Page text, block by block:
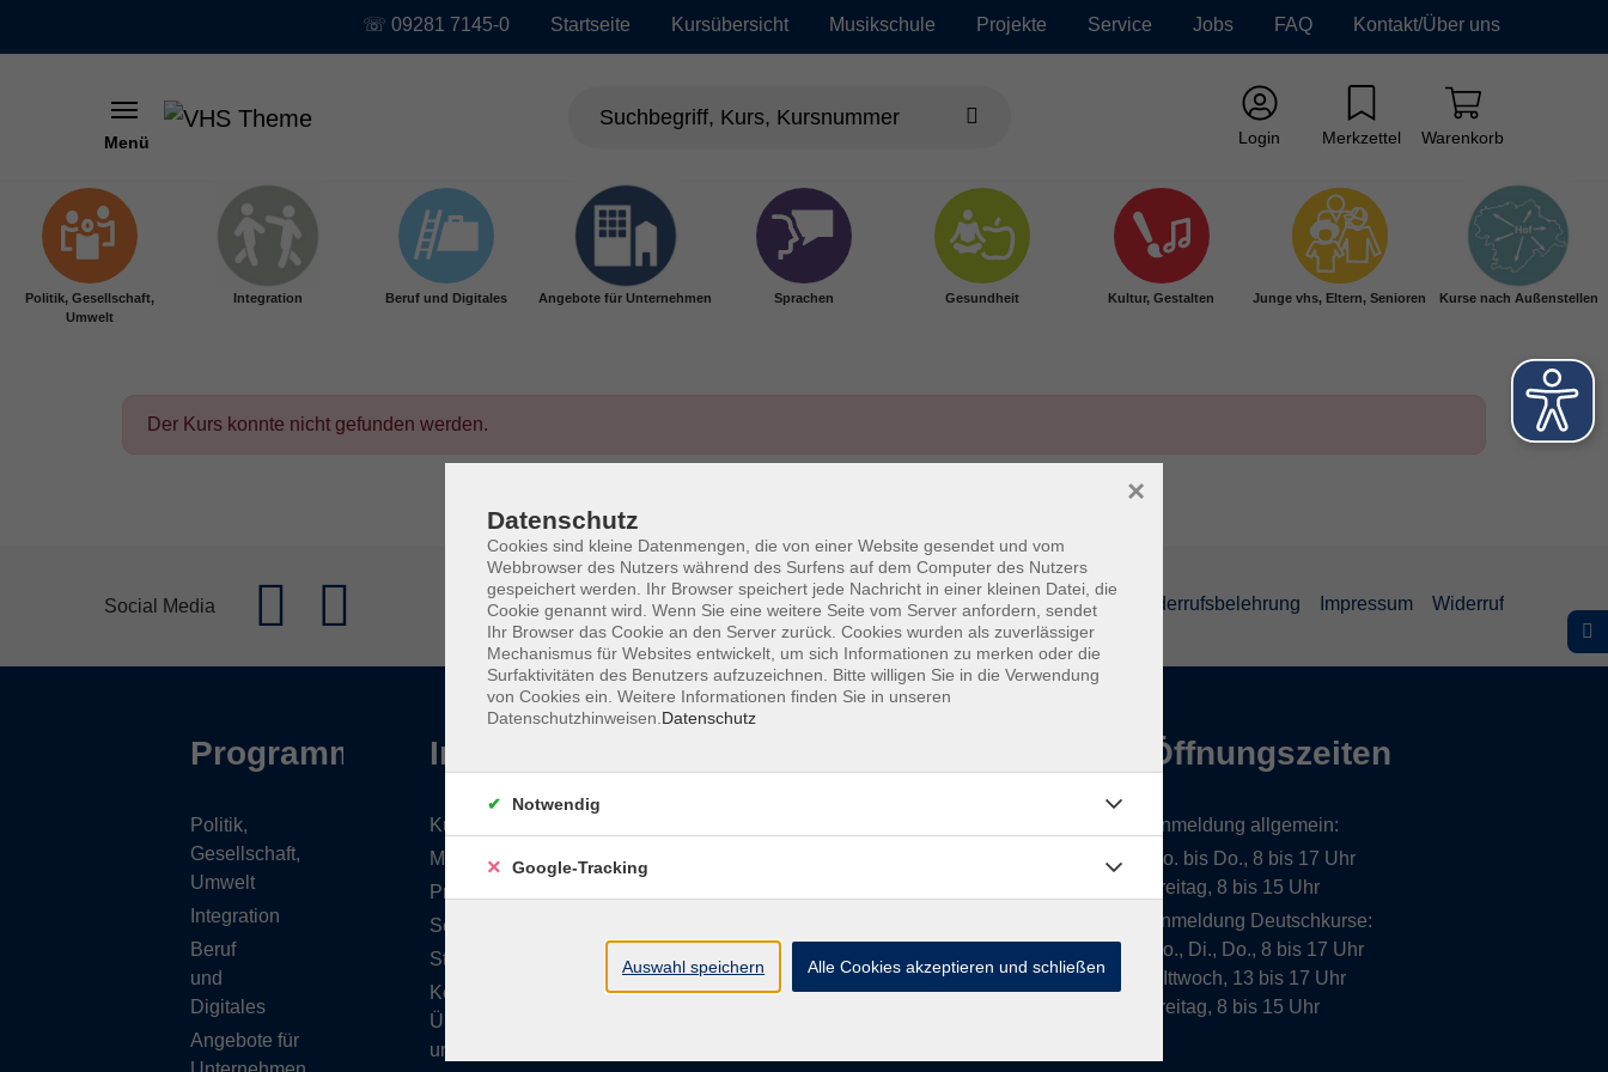
Skip to main content
☏ 09281 7145-0 Startseite Kursübersicht Musikschule Projekte Service Jobs FAQ Kontakt/Über uns
Menü Login Merkzettel Warenkorb
Politik, Gesellschaft,
Umwelt
Integration Beruf und Digitales Angebote für Unternehmen Sprachen Gesundheit Kultur, Gestalten Junge vhs, Eltern, Senioren Kurse nach Außenstellen
Der Kurs konnte nicht gefunden werden.
Social Media AGB Datenschutzerklärung Barrierefreiheitserklärung Widerrufsbelehrung Impressum Widerruf
Programm
Politik,
Gesellschaft,
Umwelt
Integration
Beruf
und
Digitales
Angebote für
Inhalte
Kursübersicht
Musikschule
Projekte
Service
Stellenangebote
Kontakt/
Über
uns
Öffnungszeiten
Anmeldung allgemein:
Mo. bis Do., 8 bis 17 Uhr
Freitag, 8 bis 15 Uhr
Anmeldung Deutschkurse:
Mo., Di., Do., 8 bis 17 Uhr
MIttwoch, 13 bis 17 Uhr
Freitag, 8 bis 15 Uhr
Datenschutz
Cookies sind kleine Datenmengen, die von einer Website gesendet und vom
Webbrowser des Nutzers während des Surfens auf dem Computer des Nutzers
gespeichert werden. Ihr Browser speichert jede Nachricht in einer kleinen Datei, die
Cookie genannt wird. Wenn Sie eine weitere Seite vom Server anfordern, sendet
Ihr Browser das Cookie an den Server zurück. Cookies wurden als zuverlässiger
Mechanismus für Websites entwickelt, um sich Informationen zu merken oder die
Surfaktivitäten des Benutzers aufzuzeichnen. Bitte willigen Sie in die Verwendung
von Cookies ein. Weitere Informationen finden Sie in unseren
Datenschutzhinweisen. Datenschutz
×
Notwendig
Google-Tracking
Auswahl speichern Alle Cookies akzeptieren und schließen